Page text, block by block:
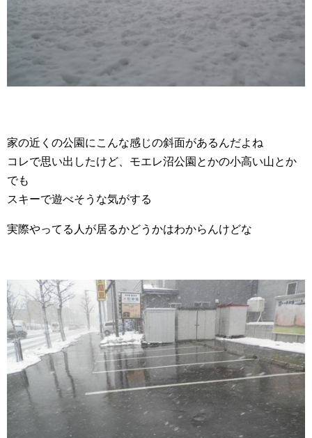
家の近くの公園にこんな感じの斜面があるんだよね
コレで思い出したけど、モエレ沼公園とかの小高い山とか
でも
スキーで遊べそうな気がする
実際やってる人が居るかどうかはわからんけどな